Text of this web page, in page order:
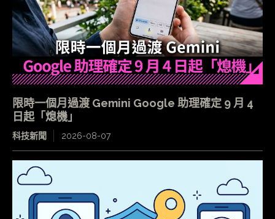
限時一個月過渡 Gemini Google 助理確定 9 月 4
日起「熄機」
科技新聞 2026-08-07